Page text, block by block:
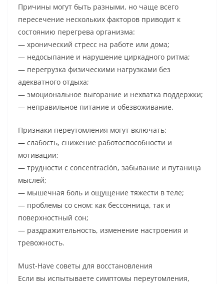
Причины могут быть разными, но чаще всего
пересечение нескольких факторов приводит к
состоянию перегрева организма:
— хронический стресс на работе или дома;
— недосыпание и нарушение циркадного ритма;
— перегрузка физическими нагрузками без
адекватного отдыха;
— эмоциональное выгорание и нехватка поддержки;
— неправильное питание и обезвоживание.
Признаки переутомления могут включать:
— слабость, снижение работоспособности и
мотивации;
— трудности с concentración, забывание и путаница
мыслей;
— мышечная боль и ощущение тяжести в теле;
— проблемы со сном: как бессонница, так и
поверхностный сон;
— раздражительность, изменение настроения и
тревожность.
Must-Have советы для восстановления
Если вы испытываете симптомы переутомления,